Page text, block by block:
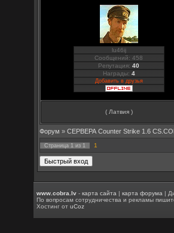
lu46ij
Сообщений: 458
Репутация:40
Награды: 4
Добавить в друзья
( Латвия )
Форум » СЕРВЕРА Counter Strike 1.6
Страница 1 из 1 1
www.cobra.lv -карта сайта |карта форума |
По вопросам сотрудничества и рекламы
Хостинг отuCoz